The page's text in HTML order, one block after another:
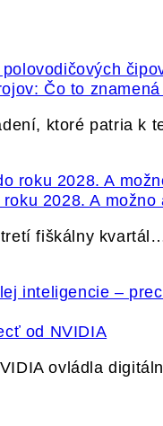
Čo to
ktoré patria k
2028. A možno
tretí fiškálny
od NVIDIA
ovládla